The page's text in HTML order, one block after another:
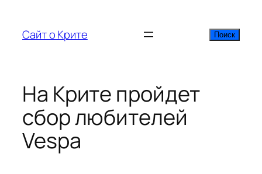
содержимому
Сайт о Крите Поиск
Поиск
На Крите пройдет
сбор любителей
Vespa